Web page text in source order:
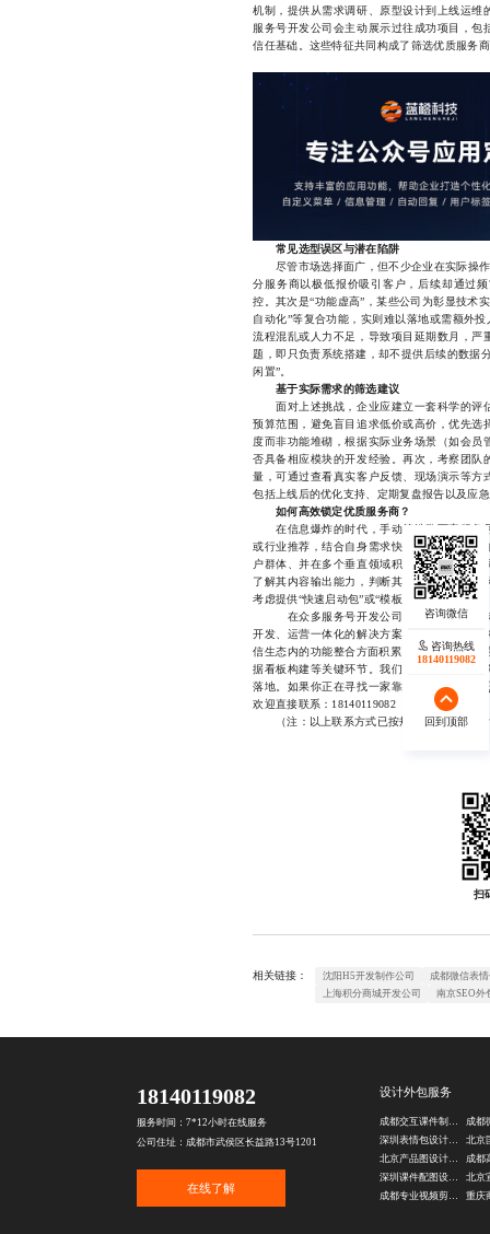
机制，提供从需求调研、原型设计到上线运
服务号开发公司会主动展示过往成功项目，
信任基础。这些特征共同构成了筛选优质服务
常见选型误区与潜在陷阱
尽管市场选择面广，但不少企业在实际操
分服务商以极低报价吸引客户，后续却通过
控。其次是“功能虚高”，某些公司为彰显技术
自动化”等复合功能，实则难以落地或需额外
流程混乱或人力不足，导致项目延期数月，
题，即只负责系统搭建，却不提供后续的数据
闲置”。
基于实际需求的筛选建议
面对上述挑战，企业应建立一套科学的评
预算范围，避免盲目追求低价或高价，优先
度而非功能堆砌，根据实际业务场景（如会
否具备相应模块的开发经验。再次，考察团
量，可通过查看真实客户反馈、现场演示等
包括上线后的优化支持、定期复盘报告以及应
如何高效锁定优质服务商？
在信息爆炸的时代，手动筛选数百家服务
或行业推荐，结合自身需求快速缩小范围。
户群体、并在多个垂直领域积累成功案例的
了解其内容输出能力，判断其是否具备深度
考虑提供“快速启动包”或“模板化开发”的服务
在众多服务号开发公司中，我们始终坚持
开发、运营一体化的解决方案。我们的团队
信生态内的功能整合方面积累了丰富经验，涵
据看板构建等关键环节。我们坚持透明报价
落地。如果你正在寻找一家靠谱的
服务号开发
欢迎直接联系：18140119082
（注：以上联系方式已按规则嵌入，符合指
扫
相关链接： 沈阳H5开发制作公司
成都微信表
上海积分商城开发公司
南京SEO外
咨询热线
18140119082
回到顶部
咨询热线
18140119082
回到顶部
18140119082
服务时间：7*12小时在线服务
公司住址：成都市武侯区长益路13号1201
在线了解
设计外包服务
深圳表情包设计公司
北京产品图设计公司
深圳课件配图设计公司
成都专业视频剪辑公司
重庆